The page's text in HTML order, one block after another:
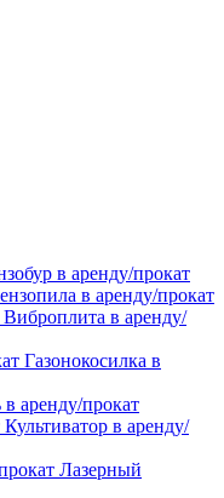
в аренду/прокат
в аренду/прокат
Виброплита в аренду/
Газонокосилка в
в аренду/прокат
Культиватор в аренду/
Лазерный